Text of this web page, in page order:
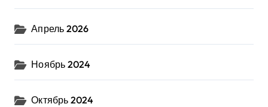
Апрель 2026
Ноябрь 2024
Октябрь 2024